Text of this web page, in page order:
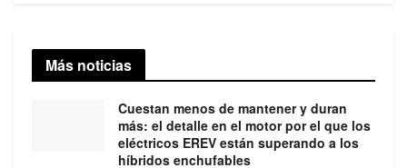
Más noticias
Cuestan menos de mantener y duran
más: el detalle en el motor por el que los
eléctricos EREV están superando a los
híbridos enchufables